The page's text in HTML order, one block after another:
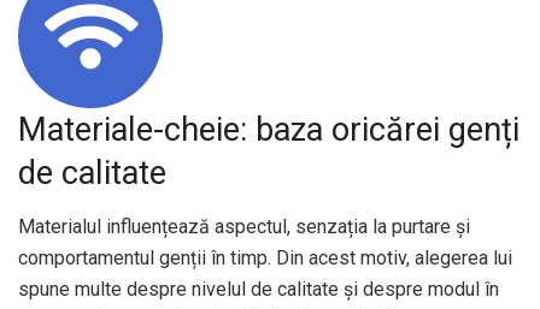
Materiale-cheie: baza oricărei genți
de calitate
Materialul influențează aspectul, senzația la purtare și
comportamentul genții în timp. Din acest motiv, alegerea lui
spune multe despre nivelul de calitate și despre modul în